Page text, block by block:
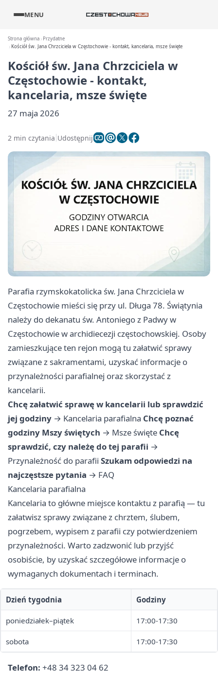
MENU
Strona główna
Przydatne
Kościół św. Jana Chrzciciela w Częstochowie - kontakt, kancelaria, msze święte
Kościół św. Jana Chrzciciela w
Częstochowie - kontakt,
kancelaria, msze święte
27 maja 2026
2 min czytania Udostępnij
Parafia rzymskokatolicka św. Jana Chrzciciela w
Częstochowie mieści się przy ul. Długa 78. Świątynia
należy do dekanatu św. Antoniego z Padwy w
Częstochowie w archidiecezji częstochowskiej. Osoby
zamieszkujące ten rejon mogą tu załatwić sprawy
związane z sakramentami, uzyskać informacje o
przynależności parafialnej oraz skorzystać z
kancelarii.
Chcę załatwić sprawę w kancelarii lub sprawdzić
jej godziny → Kancelaria parafialna Chcę poznać
godziny Mszy świętych → Msze święte Chcę
sprawdzić, czy należę do tej parafii →
Przynależność do parafii Szukam odpowiedzi na
najczęstsze pytania → FAQ
Kancelaria parafialna
Kancelaria to główne miejsce kontaktu z parafią — tu
załatwisz sprawy związane z chrztem, ślubem,
pogrzebem, wypisem z parafii czy potwierdzeniem
przynależności. Warto zadzwonić lub przyjść
osobiście, by uzyskać szczegółowe informacje o
wymaganych dokumentach i terminach.
Dzień tygodnia Godziny
poniedziałek–piątek 17:00-17:30
sobota 17:00-17:30
Telefon: +48 34 323 04 62